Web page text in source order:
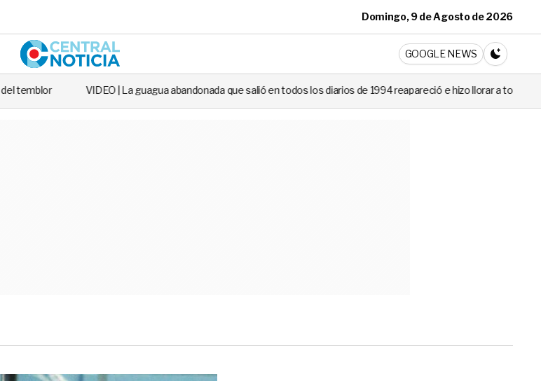
Domingo, 9 de Agosto de 2026
Central Noticia
GOOGLE NEWS
CAMBIA A
VIDEO | La guagua abandonada que salió en todos los diarios de 1994 reapareció e hizo llorar a todos en Canal 13